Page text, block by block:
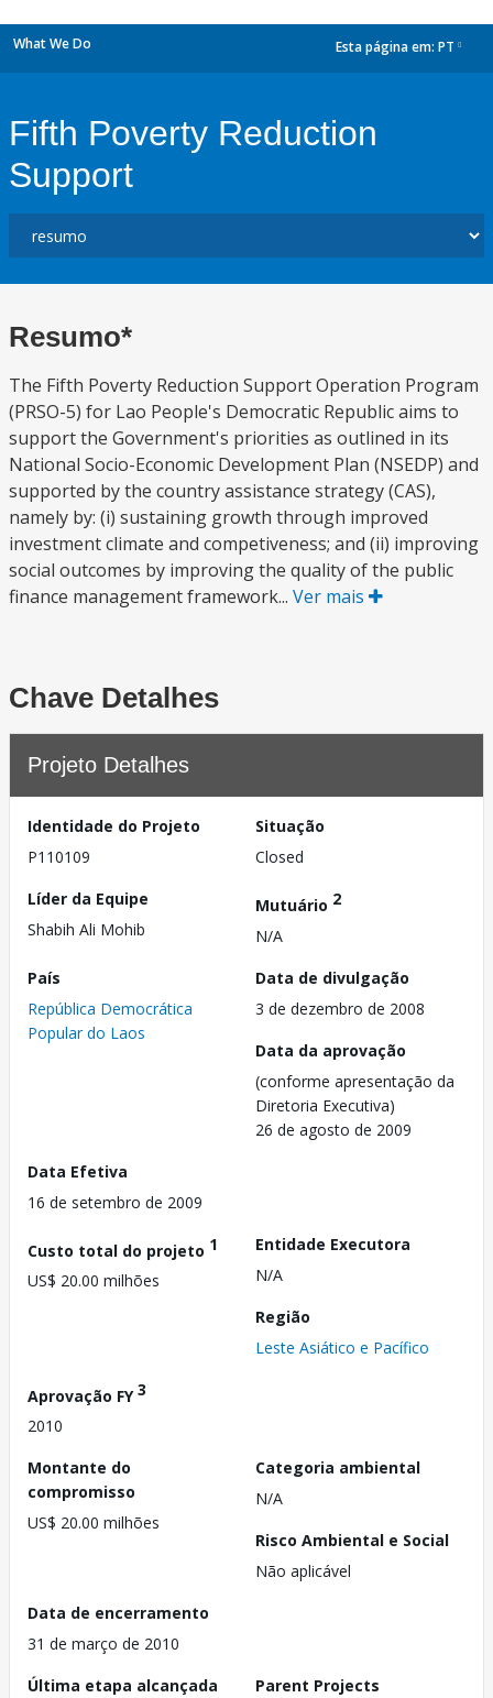
What We Do Esta página em: PT
Fifth Poverty Reduction
Support
Resumo*
The Fifth Poverty Reduction Support Operation Program
(PRSO-5) for Lao People's Democratic Republic aims to
support the Government's priorities as outlined in its
National Socio-Economic Development Plan (NSEDP) and
supported by the country assistance strategy (CAS),
namely by: (i) sustaining growth through improved
investment climate and competiveness; and (ii) improving
social outcomes by improving the quality of the public
finance management framework... Ver mais
Chave Detalhes
Projeto Detalhes
Identidade do Projeto
P110109
Situação
Closed
Líder da Equipe
Shabih Ali Mohib
Mutuário 2
N/A
País
República Democrática
Popular do Laos
Data de divulgação
3 de dezembro de 2008
Data da aprovação
(conforme apresentação da
Diretoria Executiva)
26 de agosto de 2009
Data Efetiva
16 de setembro de 2009
Custo total do projeto 1
US$ 20.00 milhões
Entidade Executora
N/A
Região
Leste Asiático e Pacífico
Aprovação FY3
2010
Montante do
compromisso
US$ 20.00 milhões
Categoria ambiental
N/A
Risco Ambiental e Social
Não aplicável
Data de encerramento
31 de março de 2010
Última etapa alcançada
Parent Projects